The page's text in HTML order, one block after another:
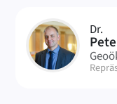
PL Dr.
|